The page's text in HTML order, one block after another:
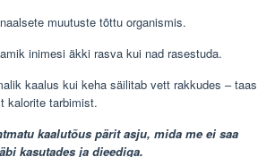
muutuste tõttu organismis.
inimesi äkki rasva kui nad rasestuda.
kaalus kui keha säilitab vett rakkudes – taas
kalorite tarbimist.
kaalutõus pärit asju, mida me ei saa
kasutades ja dieediga.